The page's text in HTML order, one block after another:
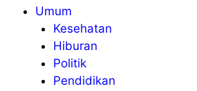
Umum
Kesehatan
Hiburan
Politik
Pendidikan